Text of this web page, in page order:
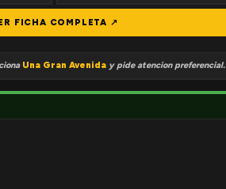
FICHA COMPLETA ↗
Una Gran Avenida y pide atencion preferencial.